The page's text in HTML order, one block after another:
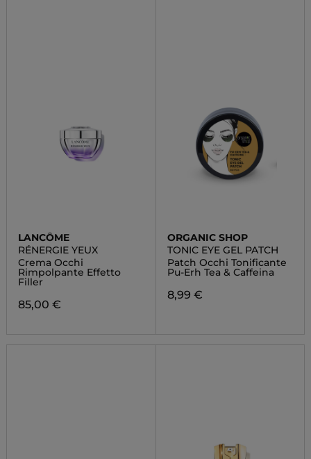
LANCÔME
RÉNERGIE YEUX
Crema Occhi
Rimpolpante Effetto
Filler
85,00 €
ORGANIC SHOP
TONIC EYE GEL PATCH
Patch Occhi Tonificante
Pu-Erh Tea & Caffeina
8,99 €